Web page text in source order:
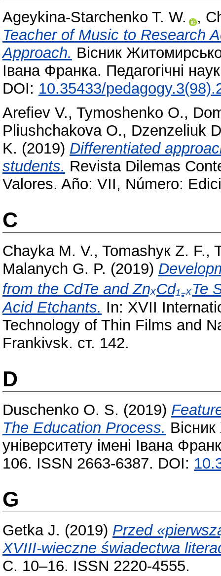
Ageykina-Starchenko T. W. ,
Teacher of Music to Research
Approach. Вісник
Івана Франка. Педагогічні
DOI: 10.35433/
Arefiev V., Tymoshenko O.,
Pliushchakova O., Dzenzeliuk
K. (2019) Differentiated
students. Revista Dilemas
Valores. Año: VII, Número:
C
Chayka M. V., Tomashyк Z. F.,
Malanych G. P. (2019)
from the CdTe and
Acid Etchants. In: XVII
Technology of Thin Films and
Frankivsk. ст. 142.
D
Duschenko O. S. (2019)
The Education Process.
університету імені Івана
106. ISSN 2663-6387. DOI:
G
Getka J. (2019) Przed
XVIII-wieczne świadectwa
С. 10–16. ISSN 2220-4555.